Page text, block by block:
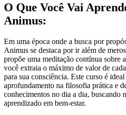
O Que Você Vai
Animus:
Em uma época onde a busca por
Animus se destaca por ir além de
propõe uma meditação contínua sobre
você extraia o máximo de valor de
para sua consciência. Este curso é
aprofundamento na filosofia prática e
conhecimentos no dia a dia, buscando
aprendizado em bem-estar.